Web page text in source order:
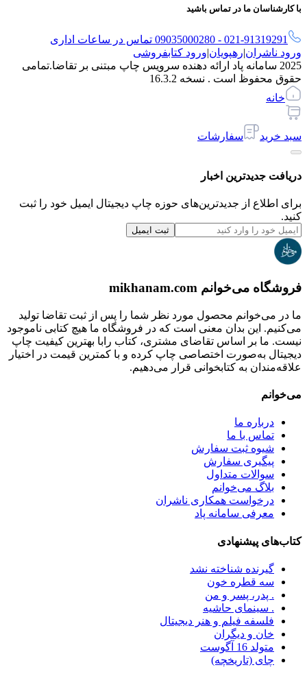
با کارشناسان ما در تماس باشید
021-91319291 - 09035000280 تماس در ساعات اداری
ورود ناشران|رهپویان|ورود کتابفروشی
2025 سامانه پاد ارائه دهنده سرویس چاپ مبتنی بر تقاضا.
تمامی
حقوق محفوظ است . نسخه 16.3.2
خانه
سبد خرید سفارشات
دریافت جدیدترین‌ اخبار
برای اطلاع از جدیدترین‌های حوزه چاپ دیجیتال ایمیل خود را ثبت
کنید.
ثبت ایمیل
فروشگاه می‌خوانم mikhanam.com
ما در می‌خوانم محصول مورد نظر شما را پس از ثبت تقاضا تولید
می‌کنیم. این بدان معنی است که در فروشگاه ما هیچ کتابی ناموجود
نیست. ما بر اساس تقاضای مشتری، کتاب رابا بهترین کیفیت چاپ
دیجیتال به‌صورت اختصاصی چاپ کرده و با کمترین قیمت در اختیار
علاقه‌مندان به کتابخوانی قرار می‌دهیم.
می‌خوانم
درباره ما
تماس با ما
شیوه ثبت سفارش
پیگیری سفارش
سوالات متداول
بلاگ می‌خوانم
درخواست همکاری ناشران
معرفی سامانه پاد
کتاب‌های پیشنهادی
گیرنده شناخته نشد
سه قطره خون
. پدر، پسر و من
. سینمای حاشیه
فلسفه فیلم و هنر دیجیتال
خان و دیگران
متولد 16 آگوست
چای (تاریخچه)